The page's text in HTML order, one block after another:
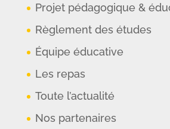
Projet pédagogique &
Règlement des études
Équipe éducative
Les repas
Toute l’actualité
Nos partenaires